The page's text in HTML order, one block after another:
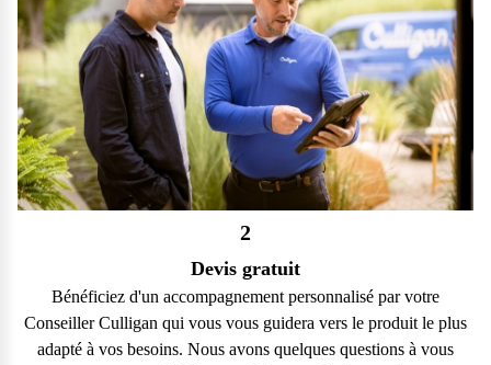
2
Devis gratuit
Bénéficiez d'un accompagnement personnalisé par votre
Conseiller Culligan qui vous vous guidera vers le produit le plus
adapté à vos besoins. Nous avons quelques questions à vous